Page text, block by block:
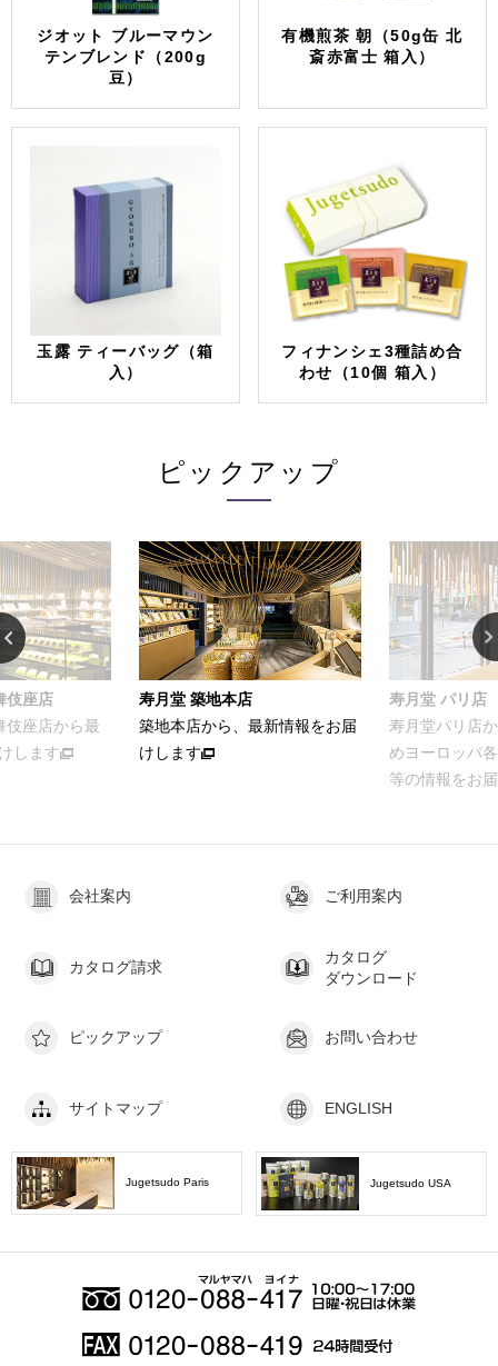
ジオット ブルーマウン
テンブレンド（200g
豆）
有機煎茶 朝（50g缶 北
斎赤富士 箱入）
玉露 ティーバッグ（箱
入）
フィナンシェ3種詰め合
わせ（10個 箱入）
ピックアップ
伎座店
伎座店から最
します
寿月堂 築地本店
築地本店から、最新情報をお届
けします
寿月堂 パリ店
寿月堂パリ店
めヨーロッパ
等の情報をお
会社案内 ご利用案内
カタログ請求
カタログ
ダウンロード
ピックアップ お問い合わせ
サイトマップ ENGLISH
Jugetsudo Paris Jugetsudo USA